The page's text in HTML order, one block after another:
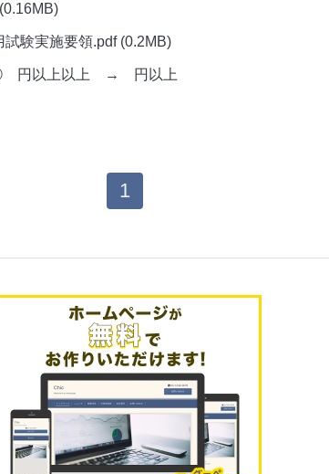
(0.16MB)
試験実施要領.pdf (0.2MB)
① 円以上以上 → 円以上
1